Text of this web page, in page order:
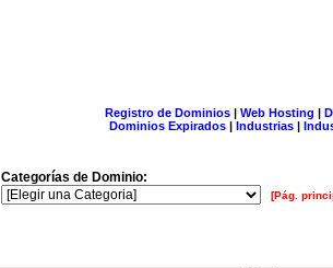
Registro de Dominios| Web Hosting |
Dominios Expirados | Industrias |
Categorías de Dominio:
[Pág.